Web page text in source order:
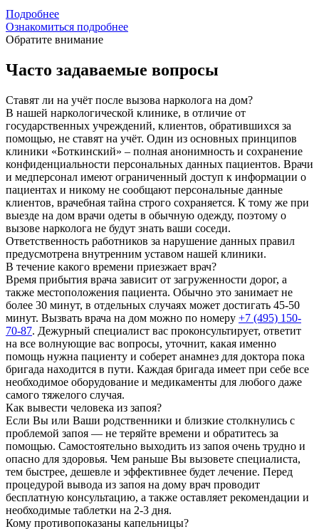
Подробнее
Ознакомиться подробнее
Обратите внимание
Часто задаваемые вопросы
Ставят ли на учёт после вызова нарколога на дом?
В нашей наркологической клинике, в отличие от
государственных учреждений, клиентов, обратившихся за
помощью, не ставят на учёт. Один из основных принципов
клиники «Боткинский» – полная анонимность и сохранение
конфиденциальности персональных данных пациентов. Врачи
и медперсонал имеют ограниченный доступ к информации о
пациентах и никому не сообщают персональные данные
клиентов, врачебная тайна строго сохраняется. К тому же при
выезде на дом врачи одеты в обычную одежду, поэтому о
вызове нарколога не будут знать ваши соседи.
Ответственность работников за нарушение данных правил
предусмотрена внутренним уставом нашей клиники.
В течение какого времени приезжает врач?
Время прибытия врача зависит от загруженности дорог, а
также местоположения пациента. Обычно это занимает не
более 30 минут, в отдельных случаях может достигать 45-50
минут. Вызвать врача на дом можно по номеру +7 (495) 150-
70-87. Дежурный специалист вас проконсультирует, ответит
на все волнующие вас вопросы, уточнит, какая именно
помощь нужна пациенту и соберет анамнез для доктора пока
бригада находится в пути. Каждая бригада имеет при себе все
необходимое оборудование и медикаменты для любого даже
самого тяжелого случая.
Как вывести человека из запоя?
Если Вы или Ваши родственники и близкие столкнулись с
проблемой запоя — не теряйте времени и обратитесь за
помощью. Самостоятельно выходить из запоя очень трудно и
опасно для здоровья. Чем раньше Вы вызовете специалиста,
тем быстрее, дешевле и эффективнее будет лечение. Перед
процедурой вывода из запоя на дому врач проводит
бесплатную консультацию, а также оставляет рекомендации и
необходимые таблетки на 2-3 дня.
Кому противопоказаны капельницы?